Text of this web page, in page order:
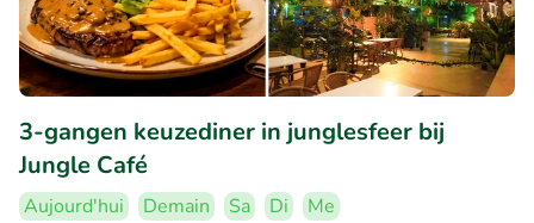
3-gangen keuzediner in junglesfeer bij
Jungle Café
Aujourd'hui Demain Sa Di
Me